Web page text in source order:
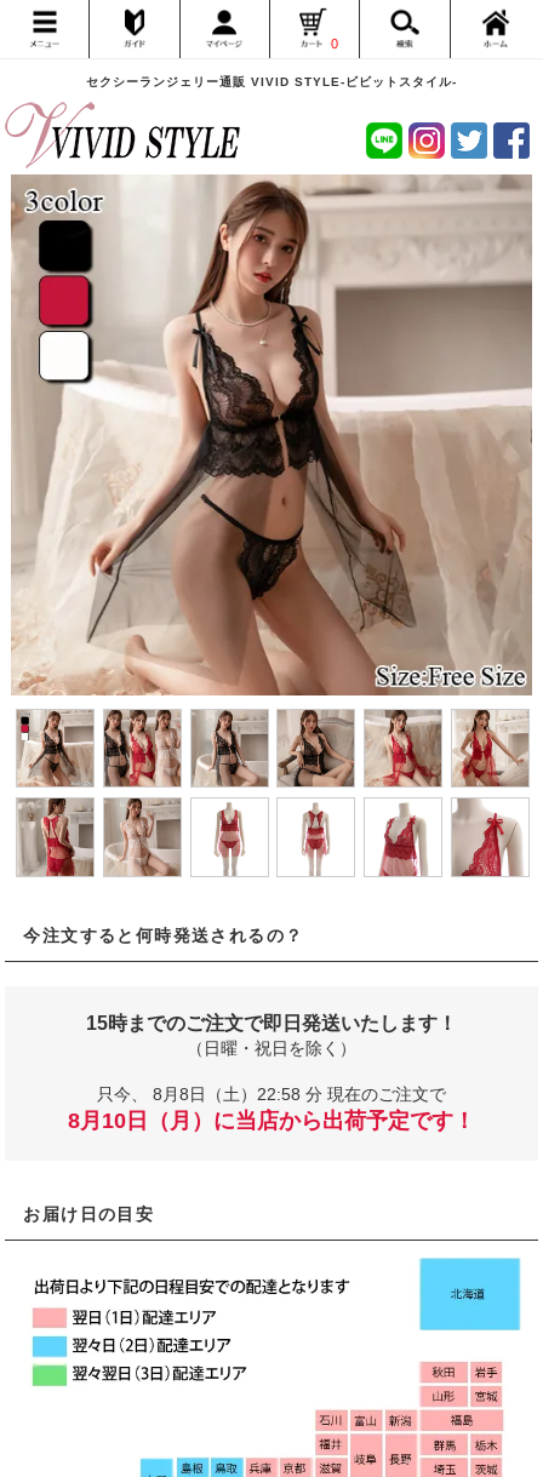
セクシーランジェリー通販 VIVID STYLE-ビビットスタイル-
0
今注文すると何時発送されるの？
15時までのご注文で即日発送いたします！
（日曜・祝日を除く）
只今、 8月8日（土）22:58 分 現在のご注文で
8月10日（月）に当店から出荷予定です！
お届け日の目安